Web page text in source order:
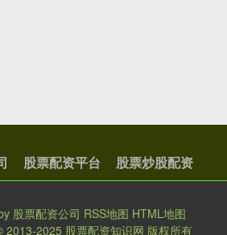
股票配资平台 股票炒股配资
股票配资公司 RSS地图 HTML地图
2013-2025 股票配资知识网 版权所有